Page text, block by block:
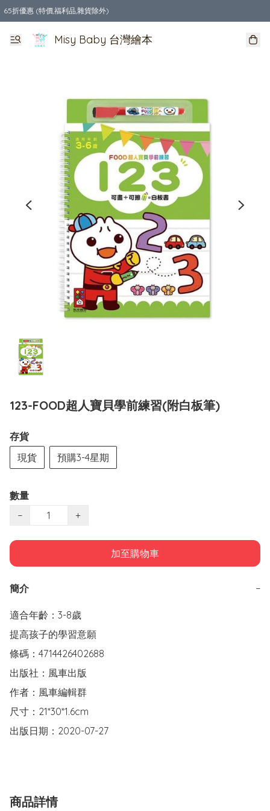
65折優惠 (特價,福利品,雜貨除外)
全店購物滿$550，免運費
Misy Baby 台灣繪本
123-FOOD超人寶貝學前練習(附白板筆)
存貨
現貨
預購3-4星期
數量
−
+
加至購物車
簡介 −
適合年齡：3-8歲
提高孩子的學習意願
條碼：4714426402688
出版社：風車出版
作者：風車編輯群
尺寸：21*30*1.6cm
出版日期：2020-07-27
商品詳情